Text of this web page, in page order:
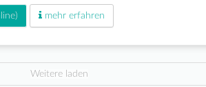
mehr erfahren
Weitere laden